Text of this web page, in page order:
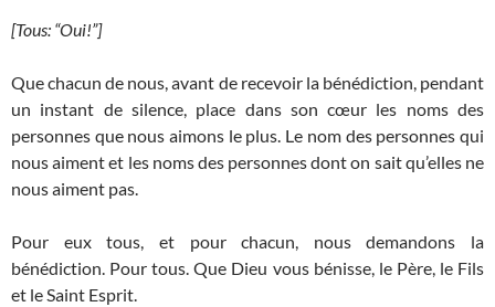
[Tous: “Oui!”]
Que chacun de nous, avant de recevoir la bénédiction, pendant
un instant de silence, place dans son cœur les noms des
personnes que nous aimons le plus. Le nom des personnes qui
nous aiment et les noms des personnes dont on sait qu’elles ne
nous aiment pas.
Pour eux tous, et pour chacun, nous demandons la
bénédiction. Pour tous. Que Dieu vous bénisse, le Père, le Fils
et le Saint Esprit.